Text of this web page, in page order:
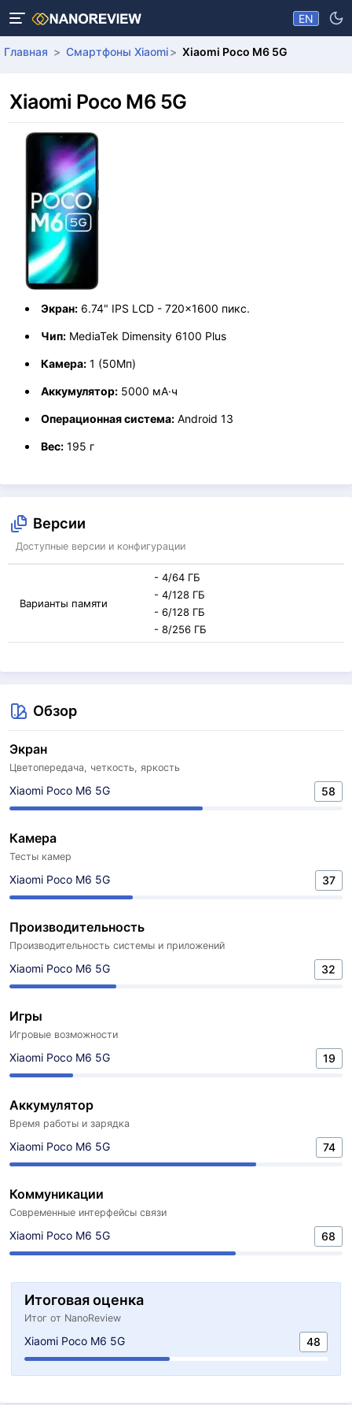
EN
Главная Смартфоны Xiaomi Xiaomi Poco M6 5G
Xiaomi Poco M6 5G
Экран: 6.74" IPS LCD - 720x1600 пикс.
Чип: MediaTek Dimensity 6100 Plus
Камера: 1 (50Мп)
Аккумулятор: 5000 мА·ч
Операционная система: Android 13
Вес: 195 г
Версии
Доступные версии и конфигурации
Варианты памяти
- 4/64 ГБ
- 4/128 ГБ
- 6/128 ГБ
- 8/256 ГБ
Обзор
Экран
Цветопередача, четкость, яркость
Xiaomi Poco M6 5G 58
Камера
Тесты камер
Xiaomi Poco M6 5G 37
Производительность
Производительность системы и приложений
Xiaomi Poco M6 5G 32
Игры
Игровые возможности
Xiaomi Poco M6 5G 19
Аккумулятор
Время работы и зарядка
Xiaomi Poco M6 5G 74
Коммуникации
Современные интерфейсы связи
Xiaomi Poco M6 5G 68
Итоговая оценка
Итог от NanoReview
Xiaomi Poco M6 5G 48